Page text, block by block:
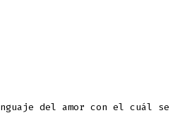
del amor con el cuál se